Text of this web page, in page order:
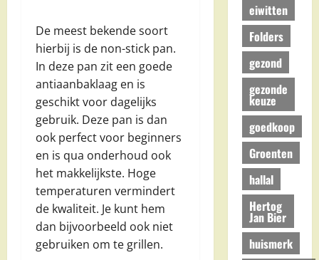
De meest bekende soort
hierbij is de non-stick pan.
In deze pan zit een goede
antiaanbaklaag en is
geschikt voor dagelijks
gebruik. Deze pan is dan
ook perfect voor beginners
en is qua onderhoud ook
het makkelijkste. Hoge
temperaturen vermindert
de kwaliteit. Je kunt hem
dan bijvoorbeeld ook niet
gebruiken om te grillen.
eiwitten
Folders
gezond
gezonde
keuze
goedkoop
Groenten
hallal
Hertog
Jan Bier
huismerk